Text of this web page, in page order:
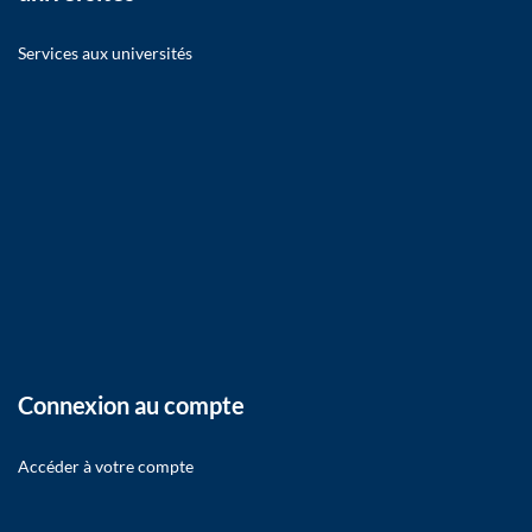
Services aux universités
Connexion au compte
Accéder à votre compte